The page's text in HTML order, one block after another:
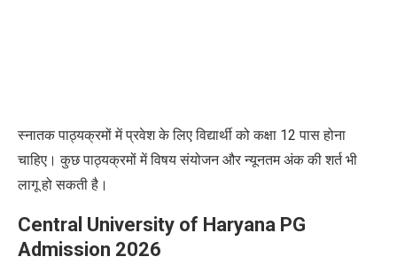
स्नातक पाठ्यक्रमों में प्रवेश के लिए विद्यार्थी को कक्षा 12 पास होना
चाहिए। कुछ पाठ्यक्रमों में विषय संयोजन और न्यूनतम अंक की शर्त भी
लागू हो सकती है।
Central University of Haryana PG
Admission 2026